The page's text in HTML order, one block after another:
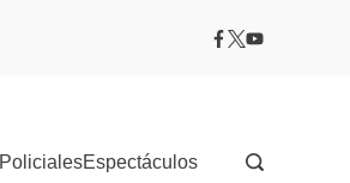
PolicialesEspectáculos